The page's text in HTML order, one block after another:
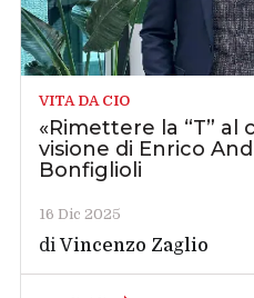
VITA DA CIO
«Rimettere la “T” al
visione di Enrico
Bonfiglioli
16 Dic 2025
diVincenzo Zaglio